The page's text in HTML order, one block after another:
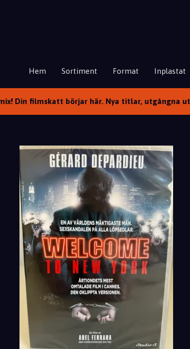
Hem Sortiment Format Inplastat
Din filmskatt börjar här. Nya titlar, utgångna